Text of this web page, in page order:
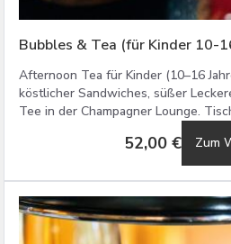
Bubbles & Tea (für Kinder 10-
Afternoon Tea für Kinder (10–16
köstlicher Sandwiches, süßer
Tee in der Champagner Lounge.
52,00 € Zum